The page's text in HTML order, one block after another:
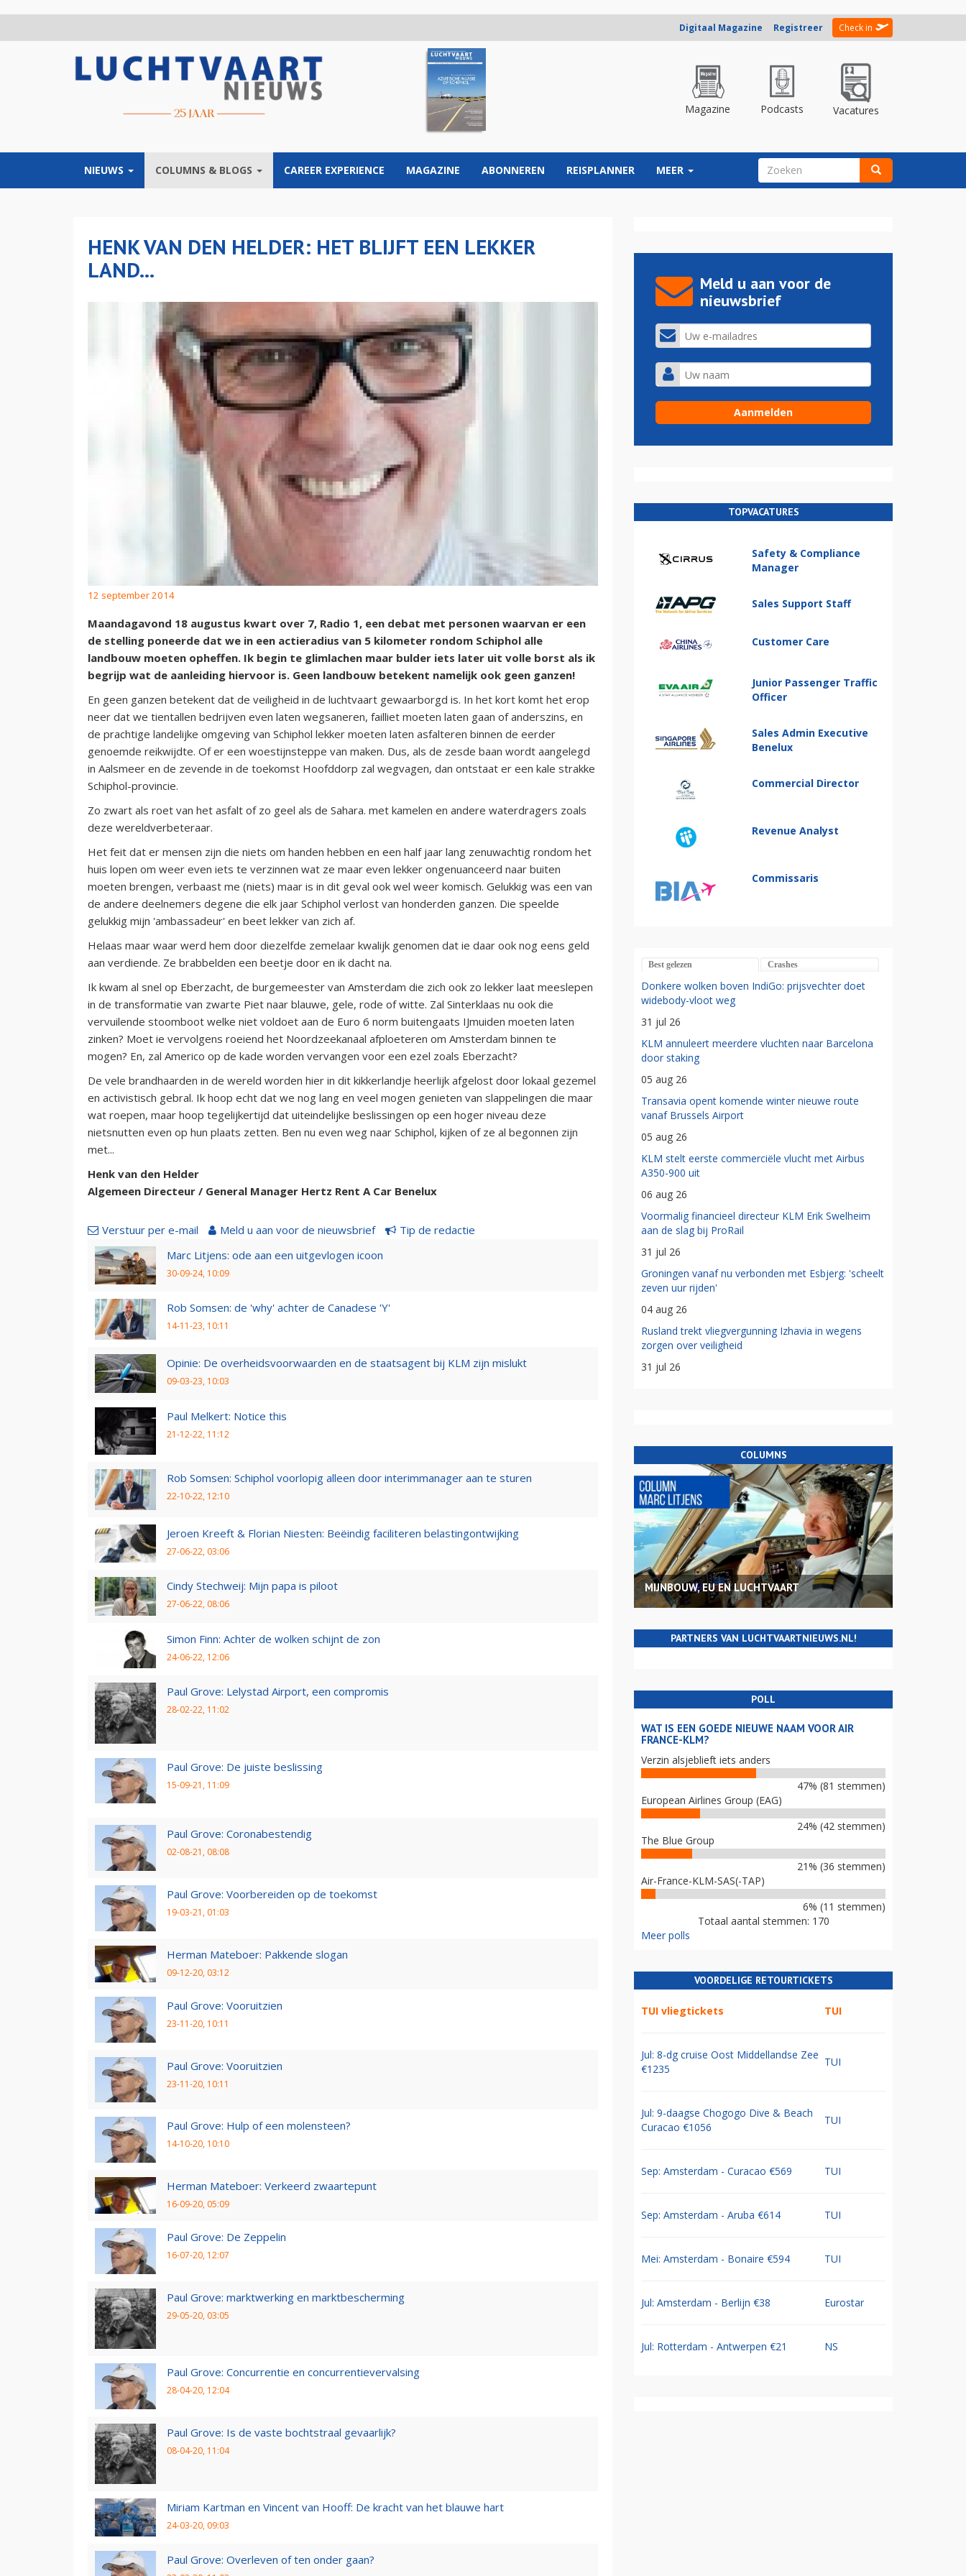
Digitaal Magazine Registreer Check in
Magazine Podcasts Vacatures
NIEUWS COLUMNS & BLOGS CAREER EXPERIENCE MAGAZINE ABONNEREN REISPLANNER MEER ZOEKVELD
HENK VAN DEN HELDER: HET BLIJFT EEN LEKKER
LAND...
12 september 2014
Maandagavond 18 augustus kwart over 7, Radio 1, een debat met personen waarvan er een
de stelling poneerde dat we in een actieradius van 5 kilometer rondom Schiphol alle
landbouw moeten opheffen. Ik begin te glimlachen maar bulder iets later uit volle borst als ik
begrijp wat de aanleiding hiervoor is. Geen landbouw betekent namelijk ook geen ganzen!
En geen ganzen betekent dat de veiligheid in de luchtvaart gewaarborgd is. In het kort komt het erop
neer dat we tientallen bedrijven even laten wegsaneren, failliet moeten laten gaan of anderszins, en
de prachtige landelijke omgeving van Schiphol lekker moeten laten asfalteren binnen de eerder
genoemde reikwijdte. Of er een woestijnsteppe van maken. Dus, als de zesde baan wordt aangelegd
in Aalsmeer en de zevende in de toekomst Hoofddorp zal wegvagen, dan ontstaat er een kale strakke
Schiphol-provincie.
Zo zwart als roet van het asfalt of zo geel als de Sahara. met kamelen en andere waterdragers zoals
deze wereldverbeteraar.
Het feit dat er mensen zijn die niets om handen hebben en een half jaar lang zenuwachtig rondom het
huis lopen om weer even iets te verzinnen wat ze maar even lekker ongenuanceerd naar buiten
moeten brengen, verbaast me (niets) maar is in dit geval ook wel weer komisch. Gelukkig was een van
de andere deelnemers degene die elk jaar Schiphol verlost van honderden ganzen. Die speelde
gelukkig mijn 'ambassadeur' en beet lekker van zich af.
Helaas maar waar werd hem door diezelfde zemelaar kwalijk genomen dat ie daar ook nog eens geld
aan verdiende. Ze brabbelden een beetje door en ik dacht na.
Ik kwam al snel op Eberzacht, de burgemeester van Amsterdam die zich ook zo lekker laat meeslepen
in de transformatie van zwarte Piet naar blauwe, gele, rode of witte. Zal Sinterklaas nu ook die
vervuilende stoomboot welke niet voldoet aan de Euro 6 norm buitengaats IJmuiden moeten laten
zinken? Moet ie vervolgens roeiend het Noordzeekanaal afploeteren om Amsterdam binnen te
mogen? En, zal Americo op de kade worden vervangen voor een ezel zoals Eberzacht?
De vele brandhaarden in de wereld worden hier in dit kikkerlandje heerlijk afgelost door lokaal gezemel
en activistisch gebral. Ik hoop echt dat we nog lang en veel mogen genieten van slappelingen die maar
wat roepen, maar hoop tegelijkertijd dat uiteindelijke beslissingen op een hoger niveau deze
nietsnutten even op hun plaats zetten. Ben nu even weg naar Schiphol, kijken of ze al begonnen zijn
met...
Henk van den Helder
Algemeen Directeur / General Manager Hertz Rent A Car Benelux
Verstuur per e-mail Meld u aan voor de nieuwsbrief
Tip de redactie
Marc Litjens: ode aan een uitgevlogen icoon
30-09-24, 10:09
Rob Somsen: de 'why' achter de Canadese 'Y'
14-11-23, 10:11
Opinie: De overheidsvoorwaarden en de staatsagent bij KLM zijn mislukt
09-03-23, 10:03
Paul Melkert: Notice this
21-12-22, 11:12
Rob Somsen: Schiphol voorlopig alleen door interimmanager aan te sturen
22-10-22, 12:10
Jeroen Kreeft & Florian Niesten: Beëindig faciliteren belastingontwijking
27-06-22, 03:06
Cindy Stechweij: Mijn papa is piloot
27-06-22, 08:06
Simon Finn: Achter de wolken schijnt de zon
24-06-22, 12:06
Paul Grove: Lelystad Airport, een compromis
28-02-22, 11:02
Paul Grove: De juiste beslissing
15-09-21, 11:09
Paul Grove: Coronabestendig
02-08-21, 08:08
Paul Grove: Voorbereiden op de toekomst
19-03-21, 01:03
Herman Mateboer: Pakkende slogan
09-12-20, 03:12
Paul Grove: Vooruitzien
23-11-20, 10:11
Paul Grove: Vooruitzien
23-11-20, 10:11
Paul Grove: Hulp of een molensteen?
14-10-20, 10:10
Herman Mateboer: Verkeerd zwaartepunt
16-09-20, 05:09
Paul Grove: De Zeppelin
16-07-20, 12:07
Paul Grove: marktwerking en marktbescherming
29-05-20, 03:05
Paul Grove: Concurrentie en concurrentievervalsing
28-04-20, 12:04
Paul Grove: Is de vaste bochtstraal gevaarlijk?
08-04-20, 11:04
Miriam Kartman en Vincent van Hooff: De kracht van het blauwe hart
24-03-20, 09:03
Paul Grove: Overleven of ten onder gaan?
Meld u aan voor de
nieuwsbrief
TOPVACATURES
Safety & Compliance
Manager
Sales Support Staff
Customer Care
Junior Passenger Traffic
Officer
Sales Admin Executive
Benelux
Commercial Director
Revenue Analyst
Commissaris
Best gelezen Crashes
Donkere wolken boven IndiGo: prijsvechter doet
widebody-vloot weg
31 jul 26
KLM annuleert meerdere vluchten naar Barcelona
door staking
05 aug 26
Transavia opent komende winter nieuwe route
vanaf Brussels Airport
05 aug 26
KLM stelt eerste commerciële vlucht met Airbus
A350-900 uit
06 aug 26
Voormalig financieel directeur KLM Erik Swelheim
aan de slag bij ProRail
31 jul 26
Groningen vanaf nu verbonden met Esbjerg: 'scheelt
zeven uur rijden'
04 aug 26
Rusland trekt vliegvergunning Izhavia in wegens
zorgen over veiligheid
31 jul 26
COLUMNS
MIJNBOUW, EU EN LUCHTVAART
PARTNERS VAN LUCHTVAARTNIEUWS.NL!
POLL
WAT IS EEN GOEDE NIEUWE NAAM VOOR AIR
FRANCE-KLM?
Verzin alsjeblieft iets anders
47% (81 stemmen)
European Airlines Group (EAG)
24% (42 stemmen)
The Blue Group
21% (36 stemmen)
Air-France-KLM-SAS(-TAP)
6% (11 stemmen)
Totaal aantal stemmen: 170
Meer polls
VOORDELIGE RETOURTICKETS
TUI vliegtickets TUI
Jul: 8-dg cruise Oost Middellandse Zee
€1235
TUI
Jul: 9-daagse Chogogo Dive & Beach
Curacao €1056
TUI
Sep: Amsterdam - Curacao €569 TUI
Sep: Amsterdam - Aruba €614 TUI
Mei: Amsterdam - Bonaire €594 TUI
Jul: Amsterdam - Berlijn €38 Eurostar
Jul: Rotterdam - Antwerpen €21 NS